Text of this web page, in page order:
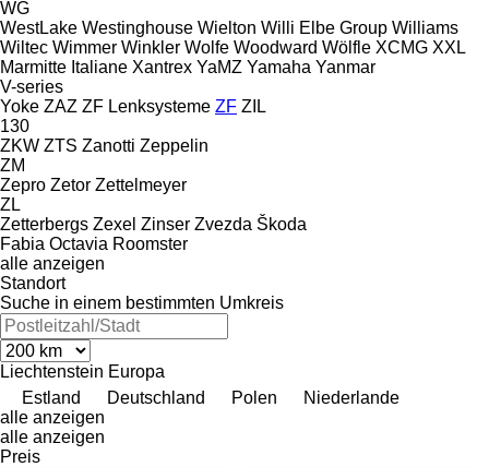
WG
WestLake Westinghouse Wielton Willi Elbe Group Williams
Wiltec Wimmer Winkler Wolfe Woodward Wölfle XCMG XXL
Marmitte Italiane Xantrex YaMZ Yamaha Yanmar
V-series
Yoke ZAZ ZF Lenksysteme ZF ZIL
130
ZKW ZTS Zanotti Zeppelin
ZM
Zepro Zetor Zettelmeyer
ZL
Zetterbergs Zexel Zinser Zvezda Škoda
Fabia Octavia Roomster
alle anzeigen
Standort
Suche in einem bestimmten Umkreis
Liechtenstein Europa
Estland
Deutschland Polen
Niederlande
alle anzeigen
alle anzeigen
Preis